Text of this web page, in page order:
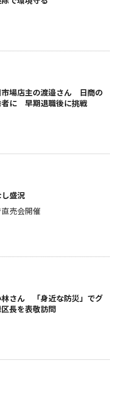
市場店主の渡邉さん 日商の
者に 早期退職後に挑戦
盛況
売会開催
林さん 「身近な防災」でグ
長を表敬訪問